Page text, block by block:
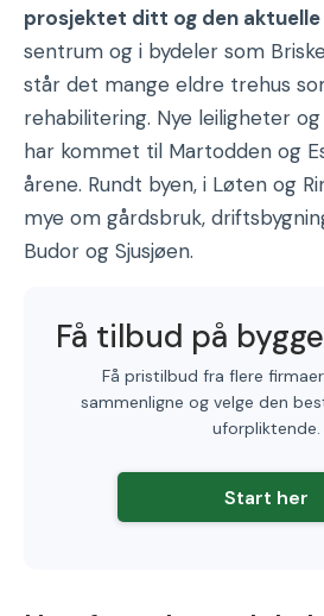
prosjektet ditt og den
sentrum og i bydeler som
står det mange eldre trehus
rehabilitering. Nye leiligheter
har kommet til Martodden og
årene. Rundt byen, i Løten og
mye om gårdsbruk,
Budor og Sjusjøen.
Få tilbud på
Få pristilbud fra flere
sammenligne og velge den
uforpliktende.
Start her